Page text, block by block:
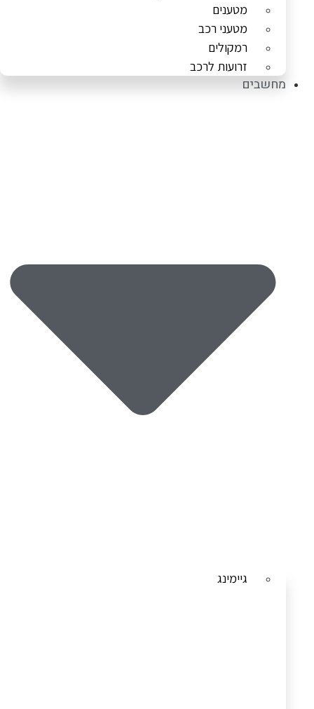
מטענים
מטעני רכב
רמקולים
זרועות לרכב
מחשבים
גיימינג